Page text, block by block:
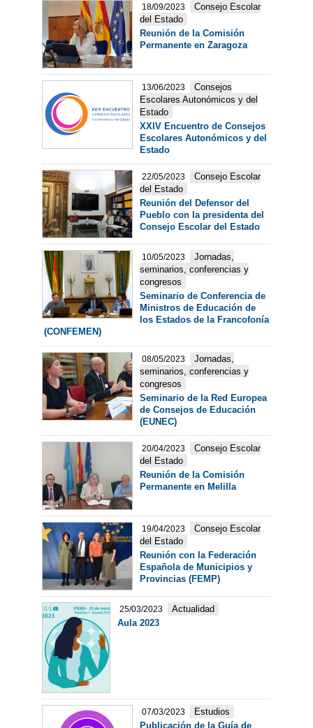
18/09/2023
Consejo Escolar
del Estado
Reunión de la Comisión
Permanente en Zaragoza
13/06/2023
Consejos
Escolares Autonómicos y del
Estado
XXIV Encuentro de Consejos
Escolares Autonómicos y del
Estado
22/05/2023
Consejo Escolar
del Estado
Reunión del Defensor del
Pueblo con la presidenta del
Consejo Escolar del Estado
10/05/2023
Jornadas,
seminarios, conferencias y
congresos
Seminario de Conferencia de
Ministros de Educación de
los Estados de la Francofonía
(CONFEMEN)
08/05/2023
Jornadas,
seminarios, conferencias y
congresos
Seminario de la Red Europea
de Consejos de Educación
(EUNEC)
20/04/2023
Consejo Escolar
del Estado
Reunión de la Comisión
Permanente en Melilla
19/04/2023
Consejo Escolar
del Estado
Reunión con la Federación
Española de Municipios y
Provincias (FEMP)
25/03/2023
Actualidad
Aula 2023
07/03/2023
Estudios
Publicación de la Guía de